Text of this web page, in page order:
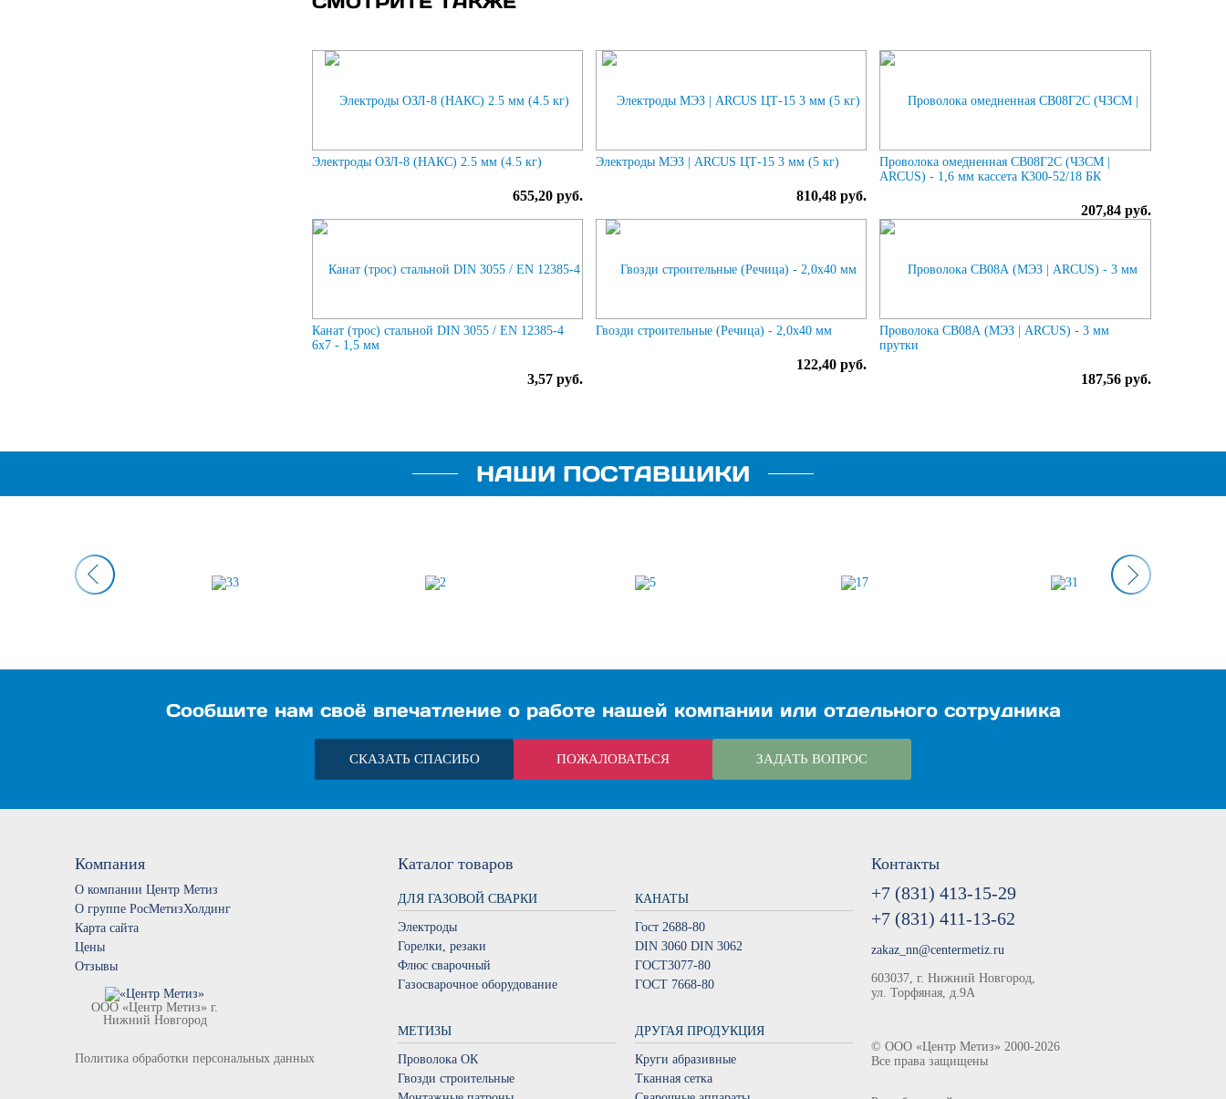
Электроды ОЗЛ-8 (НАКС) 2.5 мм (4.5 кг)
655,20 руб.
Электроды МЭЗ | ARCUS ЦТ-15 3 мм (5 кг)
810,48 руб.
Проволока омедненная СВ08Г2С (ЧЗСМ |
ARCUS) - 1,6 мм кассета К300-52/18 БК
207,84 руб.
Канат (трос) стальной DIN 3055 / EN 12385-4
6x7 - 1,5 мм
3,57 руб.
Гвозди строительные (Речица) - 2,0х40 мм
122,40 руб.
Проволока СВ08А (МЭЗ | ARCUS) - 3 мм
прутки
187,56 руб.
НАШИ ПОСТАВЩИКИ
Сообщите нам своё впечатление о работе нашей компании или отдельного сотрудника
СКАЗАТЬ СПАСИБО ПОЖАЛОВАТЬСЯ ЗАДАТЬ ВОПРОС
Компания
О компании Центр Метиз
О группе РосМетизХолдинг
Карта сайта
Цены
Отзывы
ООО «Центр Метиз» г.
Нижний Новгород
Политика обработки персональных данных
Каталог товаров
ДЛЯ ГАЗОВОЙ СВАРКИ
Электроды
Горелки, резаки
Флюс сварочный
Газосварочное оборудование
КАНАТЫ
Гост 2688-80
DIN 3060 DIN 3062
ГОСТ3077-80
ГОСТ 7668-80
МЕТИЗЫ
Проволока ОК
Гвозди строительные
ДРУГАЯ ПРОДУКЦИЯ
Круги абразивные
Тканная сетка
Контакты
+7 (831) 413-15-29
+7 (831) 411-13-62
zakaz_nn@centermetiz.ru
603037, г. Нижний Новгород,
ул. Торфяная, д.9А
©ООО «Центр Метиз» 2000-2026
Все права защищены